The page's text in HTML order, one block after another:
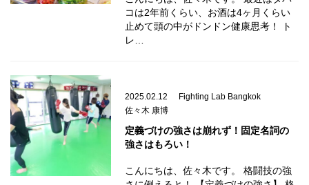
コは2年前くらい、お酒は4ヶ月くらい
止めて頭の中がドンドン健康思考！ ト
レ…
2025.02.12
Fighting Lab Bangkok
佐々木 康博
定義づけの強さは崩れず！固定名詞の
強さはもろい！
こんにちは、佐々木です。 格闘技の強